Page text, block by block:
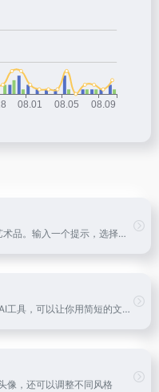
利用人工智能的力量创作美丽的艺术品。输入一个提示，选择一种艺术风格，然后观看WOMBO Dream将你的想法在几秒钟内变成一幅人工智能画作。
Midjourney 是一个文本到图像的AI工具，可以让你用简短的文字描述来创造新的世界、奇幻的角色和独特的图像。它是一个独立的研究实验室，探索新的媒介和扩展人类的想象力。你可以通过Discord或者网站 https://www.midjourney.com/ 来使用这个工具，并且可以看到其他用户的创意作品。
像，还可以调整不同风格